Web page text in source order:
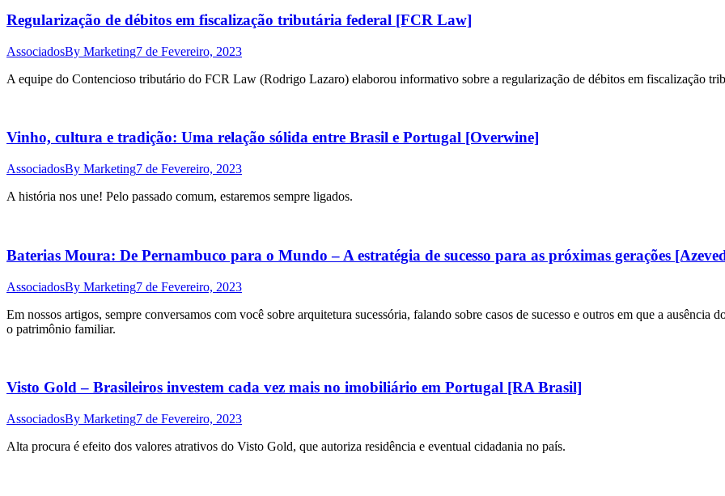
Regularização de débitos em fiscalização tributária federal [FCR Law]
AssociadosBy Marketing7 de Fevereiro, 2023
A equipe do Contencioso tributário do FCR Law (Rodrigo Lazaro) elaborou informativo sobre a regularização de débitos em fiscalização
Vinho, cultura e tradição: Uma relação sólida entre Brasil e Portugal [Overwine]
AssociadosBy Marketing7 de Fevereiro, 2023
A história nos une! Pelo passado comum, estaremos sempre ligados.
Baterias Moura: De Pernambuco para o Mundo – A estratégia de sucesso para as próximas gerações
AssociadosBy Marketing7 de Fevereiro, 2023
Em nossos artigos, sempre conversamos com você sobre arquitetura sucessória, falando sobre casos de sucesso e outros em que a
o patrimônio familiar.
Visto Gold – Brasileiros investem cada vez mais no imobiliário em Portugal [RA Brasil]
AssociadosBy Marketing7 de Fevereiro, 2023
Alta procura é efeito dos valores atrativos do Visto Gold, que autoriza residência e eventual cidadania no país.